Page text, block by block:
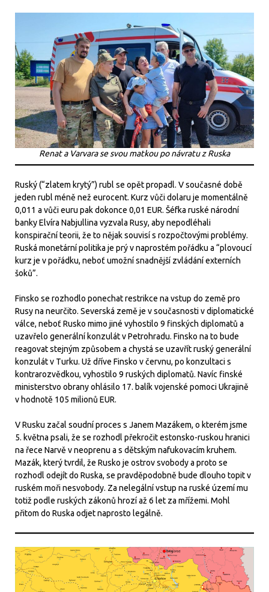
Renat a Varvara se svou matkou po návratu z Ruska
Ruský (“zlatem krytý”) rubl se opět propadl. V současné době
jeden rubl méně než eurocent. Kurz vůči dolaru je momentálně
0,011 a vůči euru pak dokonce 0,01 EUR. Šéfka ruské národní
banky Elvíra Nabjullina vyzvala Rusy, aby nepodléhali
konspirační teorii, že to nějak souvisí s rozpočtovými problémy.
Ruská monetární politika je prý v naprostém pořádku a “plovoucí
kurz je v pořádku, neboť umožní snadnější zvládání externích
šoků”.
Finsko se rozhodlo ponechat restrikce na vstup do země pro
Rusy na neurčito. Severská země je v současnosti v diplomatické
válce, neboť Rusko mimo jiné vyhostilo 9 finských diplomatů a
uzavřelo generální konzulát v Petrohradu. Finsko na to bude
reagovat stejným způsobem a chystá se uzavřít ruský generální
konzulát v Turku. Už dříve Finsko v červnu, po konzultaci s
kontrarozvědkou, vyhostilo 9 ruských diplomatů. Navíc finské
ministerstvo obrany ohlásilo 17. balík vojenské pomoci Ukrajině
v hodnotě 105 milionů EUR.
V Rusku začal soudní proces s Janem Mazákem, o kterém jsme
5. května psali, že se rozhodl překročit estonsko-ruskou hranici
na řece Narvě v neoprenu a s dětským nafukovacím kruhem.
Mazák, který tvrdil, že Rusko je ostrov svobody a proto se
rozhodl odejít do Ruska, se pravděpodobně bude dlouho topit v
ruském moři nesvobody. Za nelegální vstup na ruské území mu
totiž podle ruských zákonů hrozí až 6 let za mřížemi. Mohl
přitom do Ruska odjet naprosto legálně.